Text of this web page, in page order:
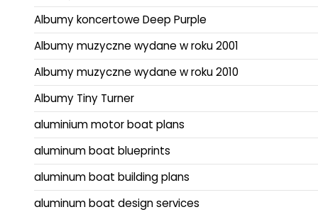
Albumy koncertowe Deep Purple
Albumy muzyczne wydane w roku 2001
Albumy muzyczne wydane w roku 2010
Albumy Tiny Turner
aluminium motor boat plans
aluminum boat blueprints
aluminum boat building plans
aluminum boat design services